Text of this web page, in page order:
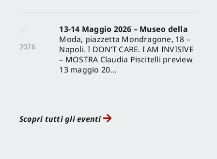
2026
13-14 Maggio 2026 – Museo della
Moda, piazzetta Mondragone, 18 –
Napoli. I DON’T CARE. I AM INVISIVE
– MOSTRA Claudia Piscitelli preview
13 maggio 20...
Scopri tutti gli eventi